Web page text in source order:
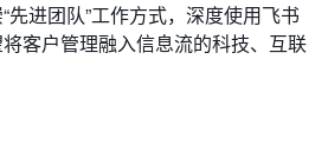
先进团队”工作方式，深度使用飞书
客户管理融入信息流的科技、互联